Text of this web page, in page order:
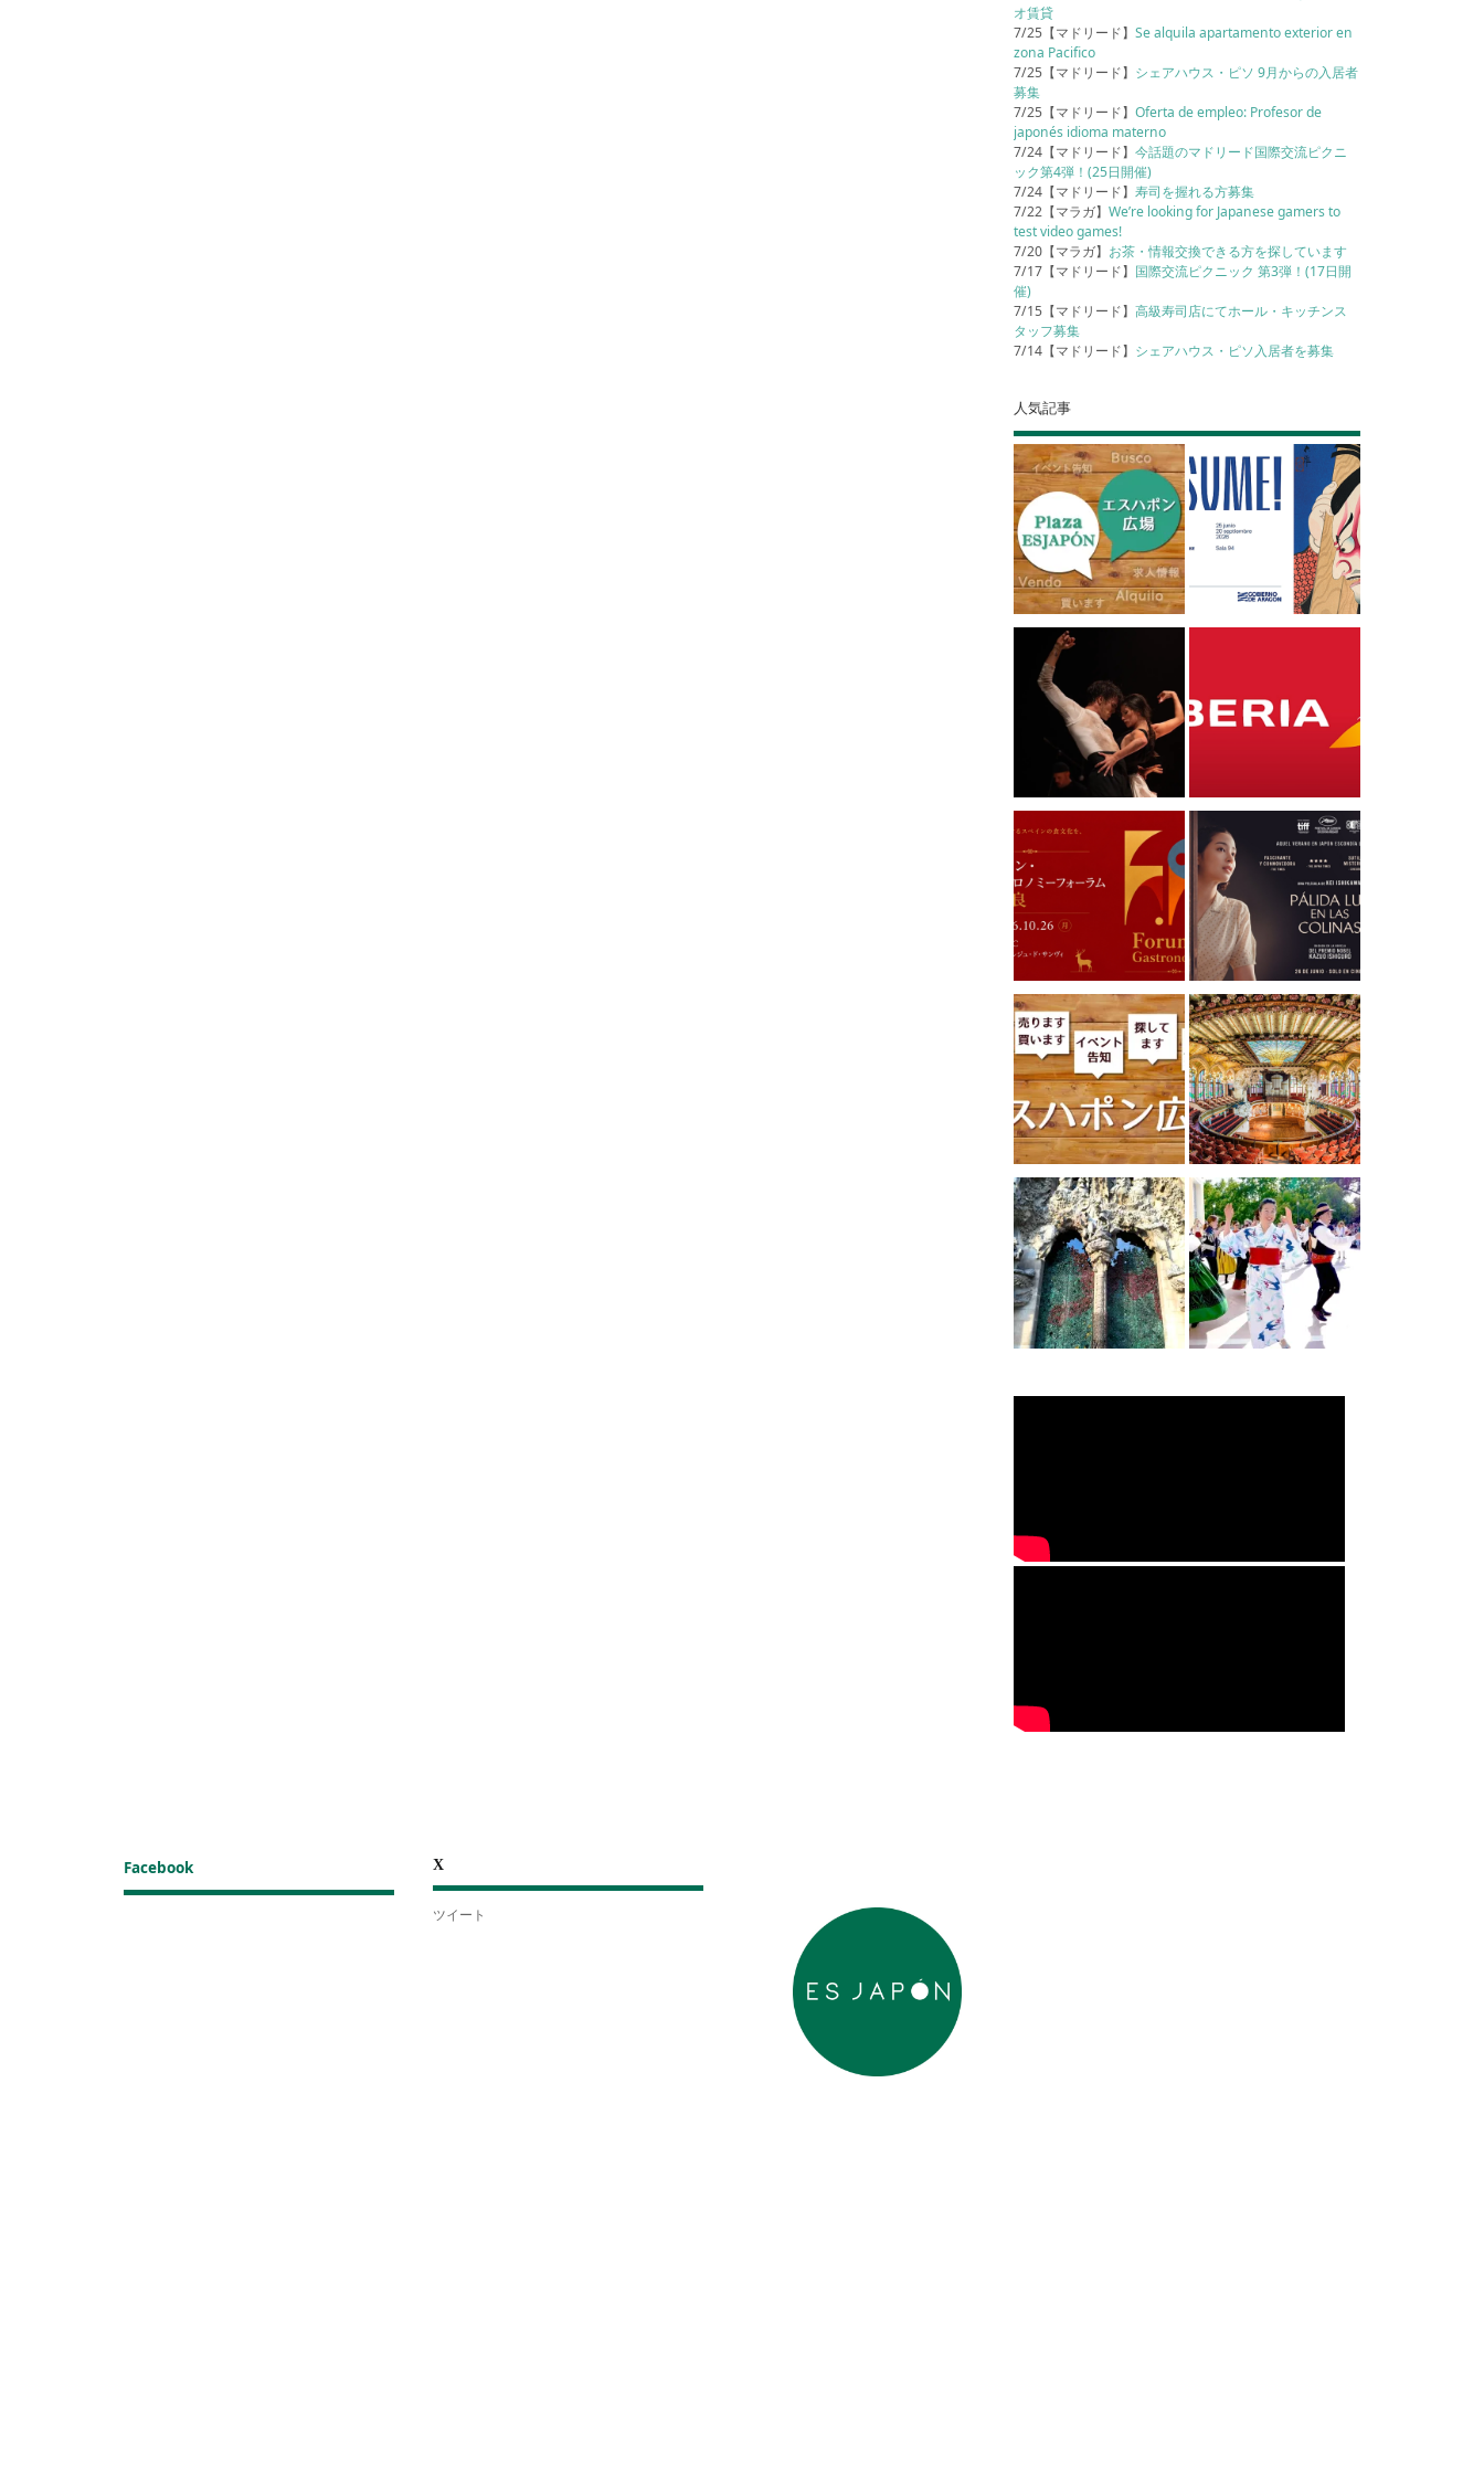
オ賃貸
7/25【マドリード】Se alquila apartamento exterior en
zona Pacifico
7/25【マドリード】 シェアハウス・ピソ 9月からの入居者
募集
7/25【マドリード】Oferta de empleo: Profesor de
japonés idioma materno
7/24【マドリード】今話題のマドリード国際交流ピクニ
ック第4弾！(25日開催)
7/24【マドリード】寿司を握れる方募集
7/22【マラガ】We’re looking for Japanese gamers to
test video games!
7/20【マラガ】 お茶・情報交換できる方を探しています
7/17【マドリード】 国際交流ピクニック 第3弾！(17日開
催)
7/15【マドリード】高級寿司店にてホール・キッチンス
タッフ募集
7/14【マドリード】 シェアハウス・ピソ入居者を募集
人気記事
Facebook X
ツイート